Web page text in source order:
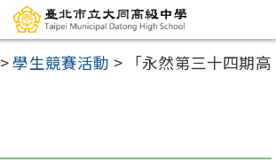
>學生競賽活動 > 「永然第三十四期高